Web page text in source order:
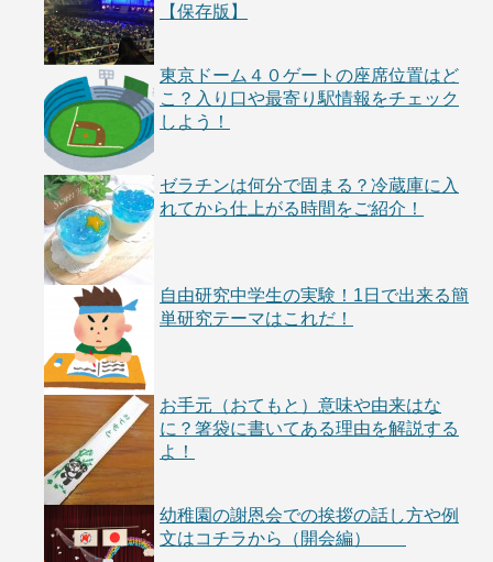
【保存版】
東京ドーム４０ゲートの座席位置はど
こ？入り口や最寄り駅情報をチェック
しよう！
ゼラチンは何分で固まる？冷蔵庫に入
れてから仕上がる時間をご紹介！
自由研究中学生の実験！1日で出来る簡
単研究テーマはこれだ！
お手元（おてもと）意味や由来はな
に？箸袋に書いてある理由を解説する
よ！
幼稚園の謝恩会での挨拶の話し方や例
文はコチラから（開会編）